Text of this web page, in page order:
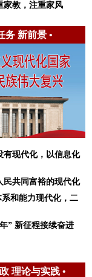
家教，注重家风
务 新前景•
有现代化，以信息化
民共同富裕的现代化
和能力现代化，二
” 新征程接续奋进
理论与实践•